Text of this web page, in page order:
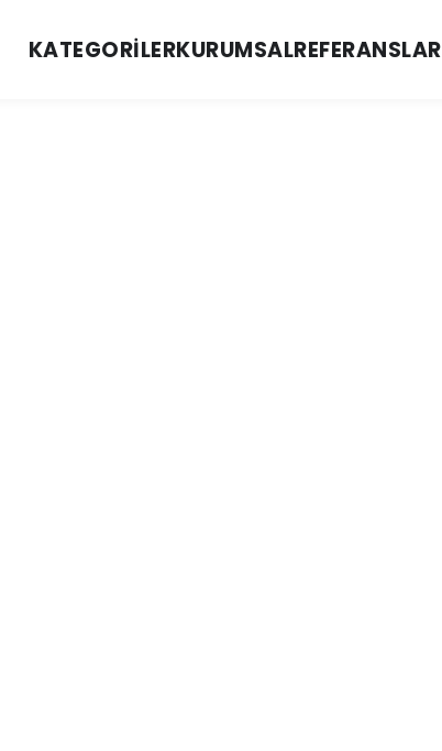
KATEGORILERKURUMSALREFERANSLAR